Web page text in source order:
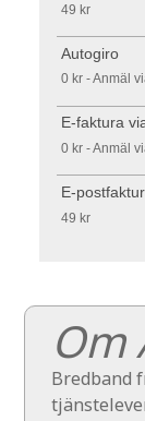
49 kr
Autogiro
0 kr - Anmäl
E-faktura
0 kr - Anmäl
E-
49 kr
Om
Bredband